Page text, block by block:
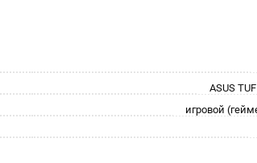
ASUS
игровой